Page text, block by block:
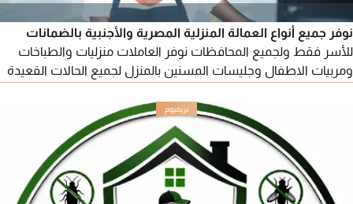
نوفر جميع أنواع العمالة المنزلية المصرية والأجنبية بالضمانات
للأسر فقط ولجميع المحافظات نوفر العاملات منزليات والطباخات
ومربيات الاطفال وجليسات المسنين بالمنزل لجميع الحالات القعيدة
والأثيوبيات والغينيات والافريقيات والأسيويات والفليبينيات